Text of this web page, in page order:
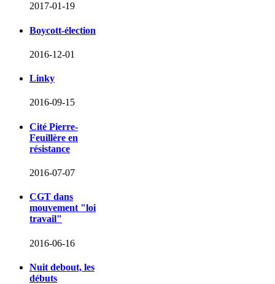
2017-01-19
Boycott-élection
2016-12-01
Linky
2016-09-15
Cité Pierre-
Feuillère en
résistance
2016-07-07
CGT dans
mouvement "loi
travail"
2016-06-16
Nuit debout, les
débuts